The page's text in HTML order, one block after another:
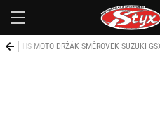
HS MOTO DRŽÁK SMĚROVEK SUZUKI